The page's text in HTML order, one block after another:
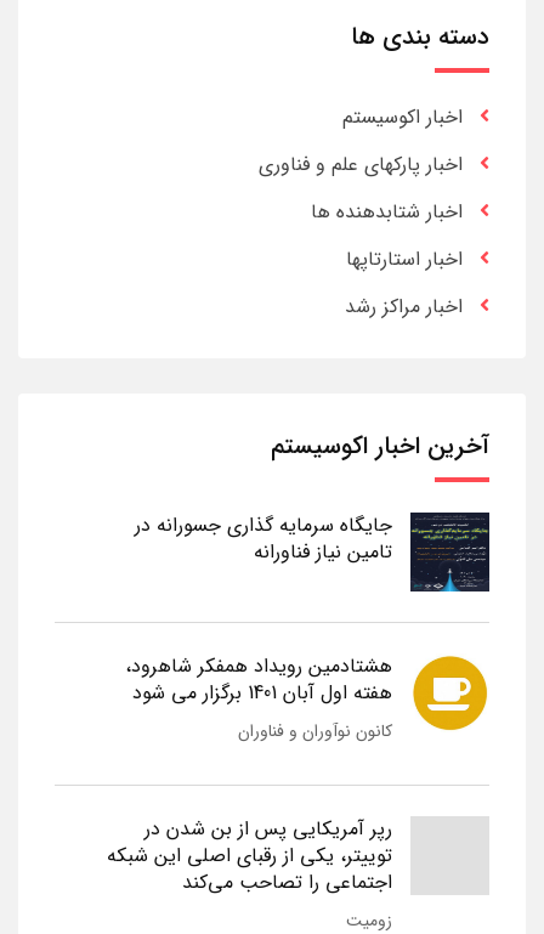
دسته بندی ها
اخبار اکوسیستم
اخبار پارکهای علم و فناوری
اخبار شتابدهنده ها
اخبار استارتاپها
اخبار مراکز رشد
آخرین اخبار اکوسیستم
جایگاه سرمایه گذاری جسورانه در
تامین نیاز فناورانه
هشتادمین رویداد همفکر شاهرود،
هفته اول آبان 1401 برگزار می شود
کانون نوآوران و فناوران
رپر آمریکایی پس از بن شدن در
توییتر، یکی از رقبای اصلی این شبکه
اجتماعی را تصاحب می‌کند
زومیت